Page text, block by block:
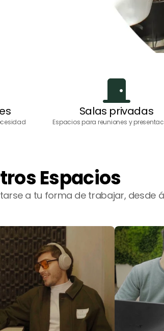
Salas privadas
Espacios para reuniones y
Espacios
a tu forma de trabajar, desde